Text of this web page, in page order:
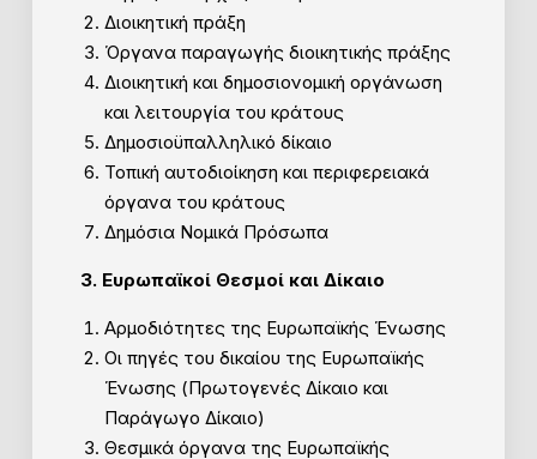
Διοικητική πράξη
Όργανα παραγωγής διοικητικής πράξης
Διοικητική και δημοσιονομική οργάνωση
και λειτουργία του κράτους
Δημοσιοϋπαλληλικό δίκαιο
Τοπική αυτοδιοίκηση και περιφερειακά
όργανα του κράτους
Δημόσια Νομικά Πρόσωπα
3. Ευρωπαϊκοί Θεσμοί και Δίκαιο
Αρμοδιότητες της Ευρωπαϊκής Ένωσης
Οι πηγές του δικαίου της Ευρωπαϊκής
Ένωσης (Πρωτογενές Δίκαιο και
Παράγωγο Δίκαιο)
Θεσμικά όργανα της Ευρωπαϊκής